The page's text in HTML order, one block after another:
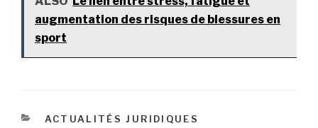
augmentation des risques de blessures en
sport
CATÉGORIES
ACTUALITÉS JURIDIQUES